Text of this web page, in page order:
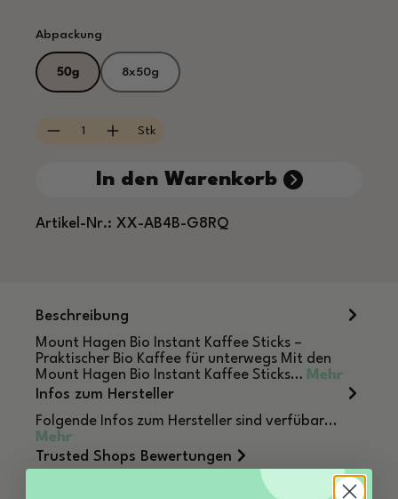
Abpackung
50g 8x50g
Produkt Anzahl: Gib den gewünschten
Stk
In den Warenkorb
Artikel-Nr.: XX-AB4B-G8RQ
Beschreibung
Mount Hagen Bio Instant Kaffee Sticks –
Praktischer Bio Kaffee für unterwegs Mit den
Mount Hagen Bio Instant Kaffee Sticks… Mehr
Infos zum Hersteller
Folgende Infos zum Hersteller sind verfübar...
Mehr
Trusted Shops Bewertungen